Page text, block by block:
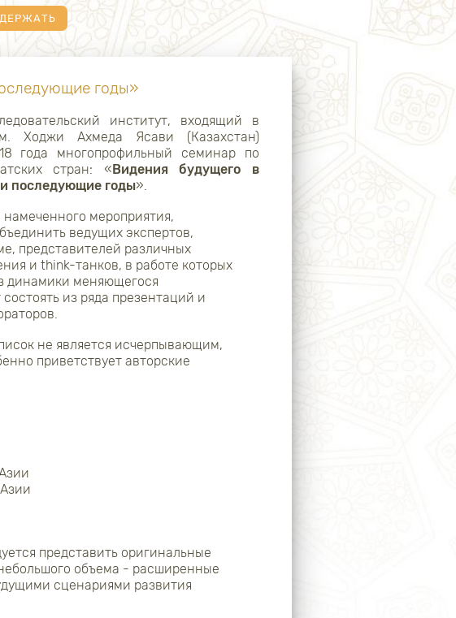
годы»
институт, входящий в
Ходжи Ахмеда Ясави (Казахстан)
года многопрофильный семинар по
стран: «Видения будущего в
последующие годы».
мероприятия,
ведущих экспертов,
представителей различных
и think-танков, в работе которых
динамики меняющегося
из ряда презентаций и
не является исчерпывающим,
приветствует авторские
представить оригинальные
объема - расширенные
сценариями развития